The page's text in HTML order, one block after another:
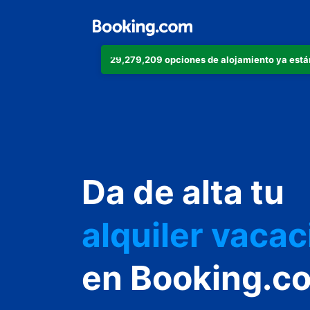
29,279,209 opciones de alojamiento ya
Da de alta tu
hotel
alquiler
hostal o
en